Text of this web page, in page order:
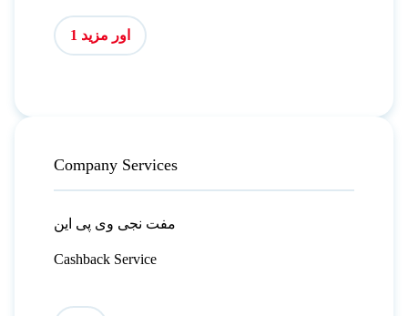
اور مزید 1
Company Services
مفت نجی وی پی این
Cashback Service